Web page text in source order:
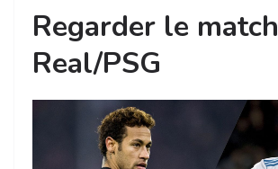
Regarder le match
Real/PSG